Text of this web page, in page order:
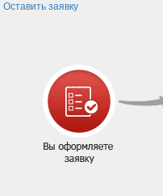
Оставить заявку